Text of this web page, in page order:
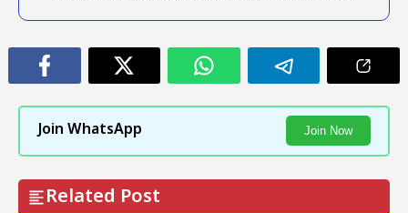
Join WhatsApp Join Now
Related Post